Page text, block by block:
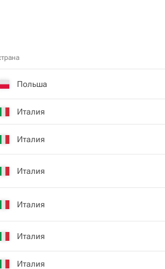
Польша
Италия
Италия
Италия
Италия
Италия
Италия